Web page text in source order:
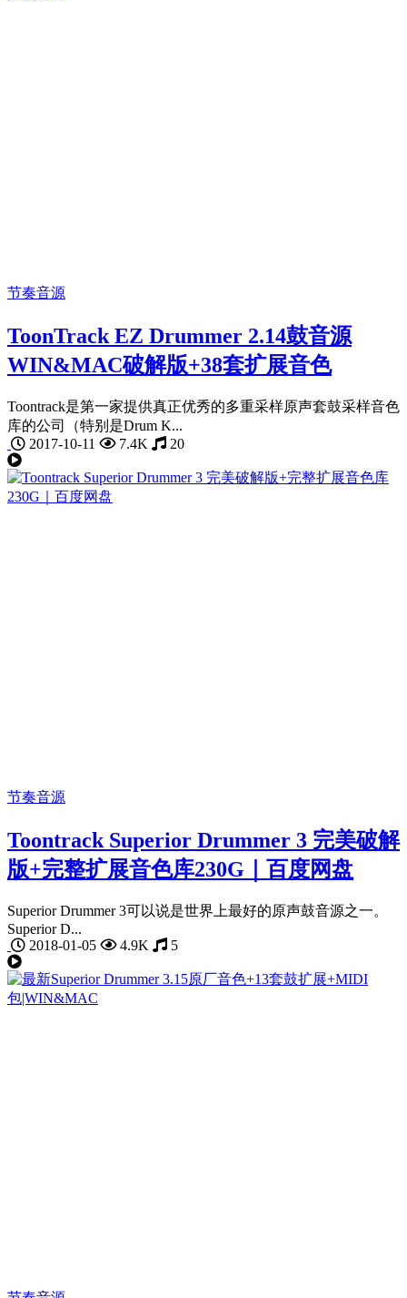
节奏音源
ToonTrack EZ Drummer 2.14鼓音源
WIN&MAC破解版+38套扩展音色
Toontrack是第一家提供真正优秀的多重采样原声套鼓采样音色
库的公司（特别是Drum K...
2017-10-11
7.4K 20
节奏音源
Toontrack Superior Drummer 3 完美破解
版+完整扩展音色库230G｜百度网盘
Superior Drummer 3可以说是世界上最好的原声鼓音源之一。
Superior D...
2018-01-05
4.9K 5